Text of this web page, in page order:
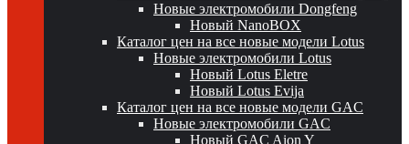
Новые электромобили Dongfeng
Новый NanoBOX
Каталог цен на все новые модели Lotus
Новые электромобили Lotus
Новый Lotus Eletre
Новый Lotus Evija
Каталог цен на все новые модели GAC
Новые электромобили GAC
Новый GAC Aion Y